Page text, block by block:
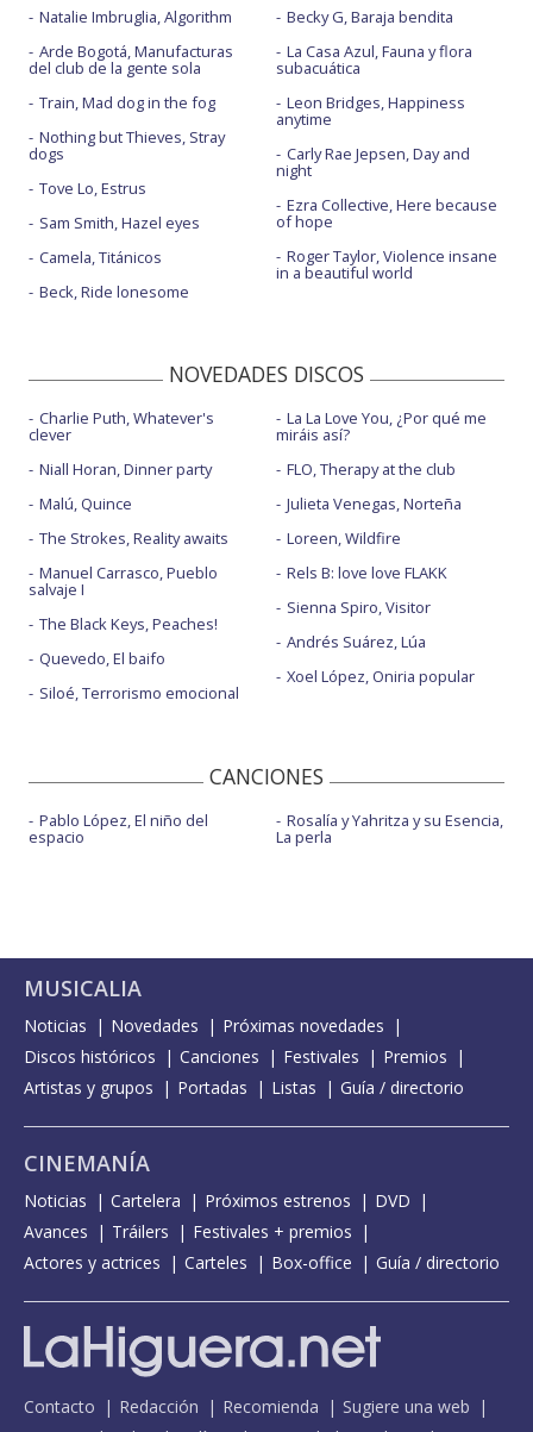
Natalie Imbruglia, Algorithm
Arde Bogotá, Manufacturas
del club de la gente sola
Train, Mad dog in the fog
Nothing but Thieves, Stray
dogs
Tove Lo, Estrus
Sam Smith, Hazel eyes
Camela, Titánicos
Beck, Ride lonesome
Becky G, Baraja bendita
La Casa Azul, Fauna y flora
subacuática
Leon Bridges, Happiness
anytime
Carly Rae Jepsen, Day and
night
Ezra Collective, Here because
of hope
Roger Taylor, Violence insane
in a beautiful world
NOVEDADES DISCOS
Charlie Puth, Whatever's
clever
Niall Horan, Dinner party
Malú, Quince
The Strokes, Reality awaits
Manuel Carrasco, Pueblo
salvaje I
The Black Keys, Peaches!
Quevedo, El baifo
Siloé, Terrorismo emocional
La La Love You, ¿Por qué me
miráis así?
FLO, Therapy at the club
Julieta Venegas, Norteña
Loreen, Wildfire
Rels B: love love FLAKK
Sienna Spiro, Visitor
Andrés Suárez, Lúa
Xoel López, Oniria popular
CANCIONES
Pablo López, El niño del
espacio
Rosalía y Yahritza y su Esencia,
La perla
MUSICALIA
Noticias Novedades
Próximas novedades
Discos históricos
Canciones Festivales
Premios
Artistas y grupos
Portadas Listas Guía / directorio
CINEMANÍA
Noticias Cartelera Próximos estrenos
DVD
Avances
Tráilers
Festivales + premios
Actores y actrices
Carteles Box-office Guía / directorio
Contacto Redacción Recomienda
Sugiere una web